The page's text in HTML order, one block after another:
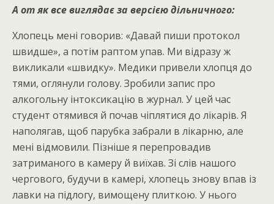
А от як все виглядає за версією дільничного:
Хлопець мені говорив: «Давай пиши протокол
швидше», а потім раптом упав. Ми відразу ж
викликали «швидку». Медики привели хлопця до
тями, оглянули голову. Зробили запис про
алкогольну інтоксикацію в журнал. У цей час
студент отямився й почав чіплятися до лікарів. Я
наполягав, щоб парубка забрали в лікарню, але
мені відмовили. Пізніше я перепровадив
затриманого в камеру й виїхав. Зі слів нашого
чергового, будучи в камері, хлопець знову впав із
лавки на підлогу, вимощену плиткою. У нього